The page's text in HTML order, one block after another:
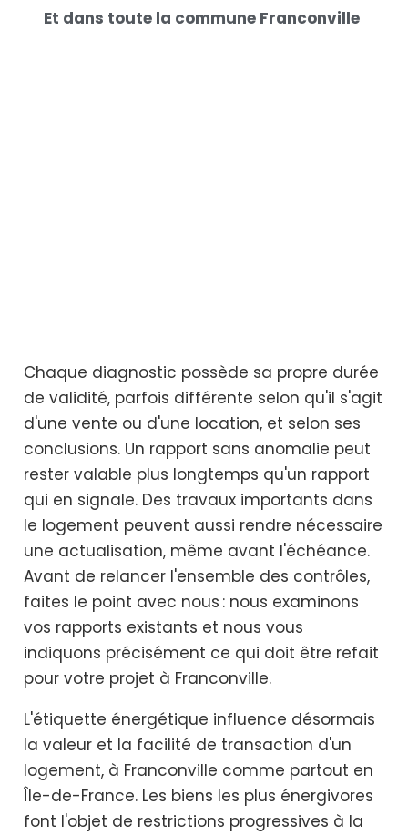
Et dans toute la commune Franconville
Chaque diagnostic possède sa propre durée
de validité, parfois différente selon qu'il s'agit
d'une vente ou d'une location, et selon ses
conclusions. Un rapport sans anomalie peut
rester valable plus longtemps qu'un rapport
qui en signale. Des travaux importants dans
le logement peuvent aussi rendre nécessaire
une actualisation, même avant l'échéance.
Avant de relancer l'ensemble des contrôles,
faites le point avec nous : nous examinons
vos rapports existants et nous vous
indiquons précisément ce qui doit être refait
pour votre projet à Franconville.
L'étiquette énergétique influence désormais
la valeur et la facilité de transaction d'un
logement, à Franconville comme partout en
Île-de-France. Les biens les plus énergivores
font l'objet de restrictions progressives à la